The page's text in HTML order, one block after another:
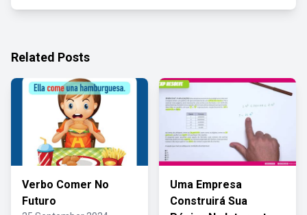
Related Posts
Verbo Comer No
Futuro
Uma Empresa
Construirá Sua